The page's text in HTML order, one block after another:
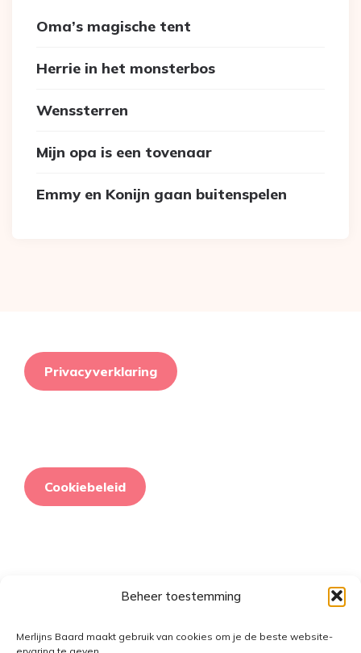
Beheer toestemming
Merlijns Baard maakt gebruik van cookies om je de beste website-
Oma’s magische tent
Herrie in het monsterbos
Wenssterren
Mijn opa is een tovenaar
Emmy en Konijn gaan buitenspelen
Privacyverklaring
Cookiebeleid
Retourneringsbeleid